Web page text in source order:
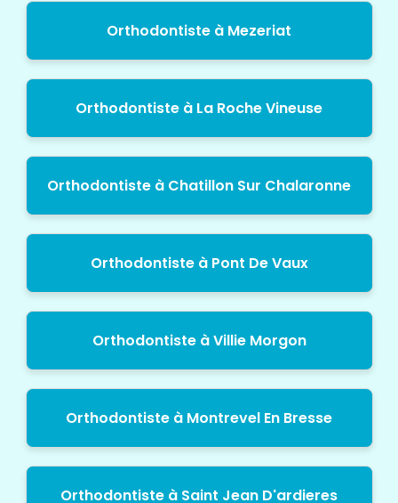
Orthodontiste à Mezeriat
Orthodontiste à La Roche Vineuse
Orthodontiste à Chatillon Sur Chalaronne
Orthodontiste à Pont De Vaux
Orthodontiste à Villie Morgon
Orthodontiste à Montrevel En Bresse
Orthodontiste à Saint Jean D'ardieres